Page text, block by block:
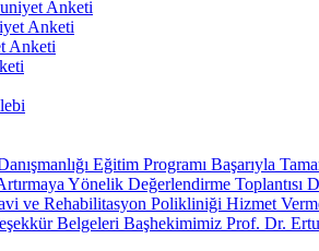
Anketi
Anketi
Anketi
Eğitim Programı Başarıyla
Yönelik Değerlendirme Toplantısı
ve Rehabilitasyon Polikliniği Hizmet
Teşekkür Belgeleri Başhekimimiz Prof. Dr.